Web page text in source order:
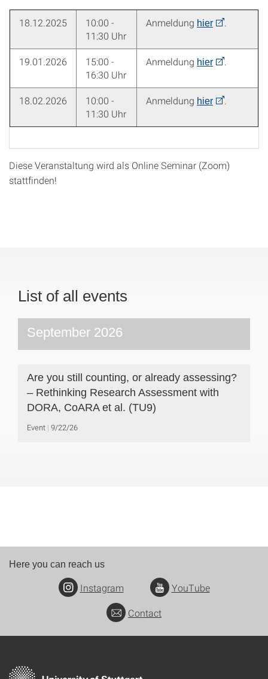
18.12.2025
10:00 -
11:30 Uhr
Anmeldung hier
19.01.2026
15:00 -
16:30 Uhr
Anmeldung hier
18.02.2026
10:00 -
11:30 Uhr
Anmeldung hier
Diese Veranstaltung wird als Online Seminar (Zoom)
stattfinden!
List of all events
September 2026
Are you still counting, or already assessing?
– Rethinking Research Assessment with
DORA, CoARA et al. (TU9)
Event 9/22/26
Here you can reach us
Instagram
YouTube
Contact